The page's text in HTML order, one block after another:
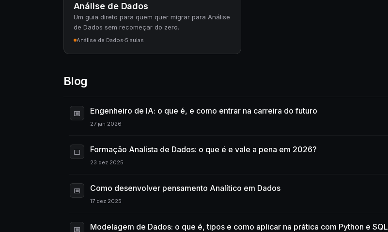
Análise de Dados
Um guia direto para quem quer migrar para Análise
de Dados sem recomeçar do zero.
Análise de Dados 5 aulas
Blog
Engenheiro de IA: o que é, e como entrar na carreira do futuro
27 jan 2026
Formação Analista de Dados: o que é e vale a pena em 2026?
23 dez 2025
Como desenvolver pensamento Analítico em Dados
17 dez 2025
Modelagem de Dados: o que é, tipos e como aplicar na prática com Python e SQL